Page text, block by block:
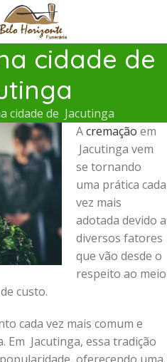
cidade de
cidade de Jacutinga
Acremação em
Jacutinga vem
se tornando
uma prática cada
vez mais
adotada devido a
diversos fatores
que vão desde o
respeito ao meio
custo.
cada vez mais comum e
Em Jacutinga, essa tradição